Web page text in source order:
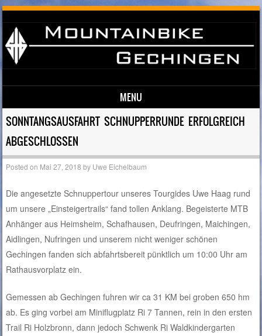
MENU
Skip to content
SONNTANGSAUSFAHRT SCHNUPPERRUNDE ERFOLGREICH
ABGESCHLOSSEN
Posted on Mai 27, 2018 by Uwe Eichelbaum
Die angesetzte Schnuppertour unseres Tourgides Uwe Haag rund
um unsere „Einsteigertrails“ fand tollen Anklang. Begeisterte MTB
Anhänger aus Heimsheim, Schafhausen, Deufringen, Maichingen,
Aidlingen, Nufringen und unserem nicht weniger schönen
Gechingen fanden sich abfahrtsbereit pünktlich um 10:00 Uhr am
Rathausvorplatz ein.
Gemessen ab Gechingen fuhren wir ca 31 KM bei groben 650 hm
ab. Es ging vorbei am Miniflugplatz Ri 7 Tannen, rein in den ersten
Trail Ri Holzbronn, dann jedoch Schwenk Ri Waldkindergarten